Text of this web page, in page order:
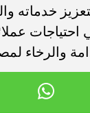
خدماته
احتياجات
والرخاء